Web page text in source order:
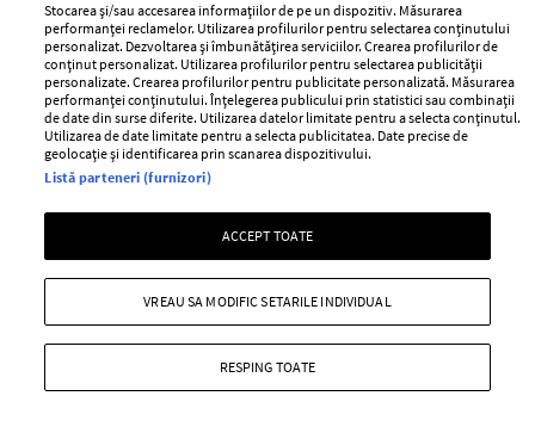
ABONEAZĂ-TE LA NEWSLETTER
Urmareste-ne pe:
Cele mai citite
BEAUTY TIPS
7 uleiuri care stimulează creșterea rapidă a
Stocarea și/sau accesarea informațiilor de pe un dispozitiv. Măsurarea
performanței reclamelor. Utilizarea profilurilor pentru selectarea conținutului
personalizat. Dezvoltarea și îmbunătățirea serviciilor. Crearea profilurilor de
conținut personalizat. Utilizarea profilurilor pentru selectarea publicității
personalizate. Crearea profilurilor pentru publicitate personalizată. Măsurarea
performanței conținutului. Înțelegerea publicului prin statistici sau combinații
de date din surse diferite. Utilizarea datelor limitate pentru a selecta conținutul.
Utilizarea de date limitate pentru a selecta publicitatea. Date precise de
geolocație și identificarea prin scanarea dispozitivului.
Listă parteneri (furnizori)
ACCEPT TOATE
RESPING TOATE
VREAU SA MODIFIC SETARILE INDIVIDUAL